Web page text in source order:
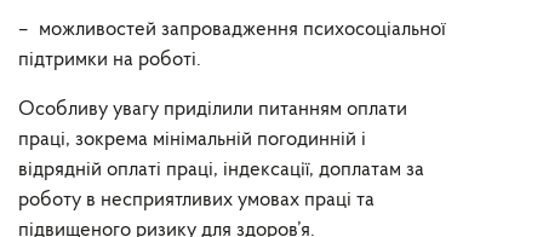
– можливостей запровадження психосоціальної
підтримки на роботі.
Особливу увагу приділили питанням оплати
праці, зокрема мінімальній погодинній і
відрядній оплаті праці, індексації, доплатам за
роботу в несприятливих умовах праці та
підвищеного ризику для здоров’я.